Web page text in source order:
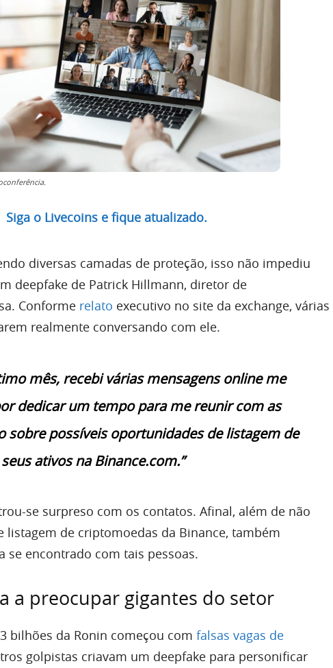
Siga o Livecoins e fique atualizado.
diversas camadas de proteção, isso não impediu
deepfake de Patrick Hillmann, diretor de
Conforme relato executivo no site da exchange, várias
realmente conversando com ele.
mês, recebi várias mensagens online me
dedicar um tempo para me reunir com as
sobre possíveis oportunidades de listagem de
seus ativos na Binance.com.”
se surpreso com os contatos. Afinal, além de não
listagem de criptomoedas da Binance, também
se encontrado com tais pessoas.
a preocupar gigantes do setor
bilhões da Ronin começou com falsas vagas de
golpistas criavam um deepfake para personificar